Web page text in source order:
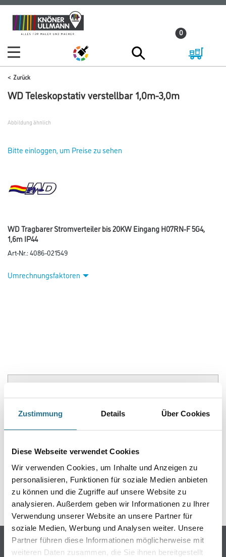
Zustimmung Details Über Cookies
Diese Webseite verwendet Cookies
Wir verwenden Cookies, um Inhalte und Anzeigen zu
personalisieren, Funktionen für soziale Medien anbieten
zu können und die Zugriffe auf unsere Website zu
analysieren. Außerdem geben wir Informationen zu Ihrer
Verwendung unserer Website an unsere Partner für
soziale Medien, Werbung und Analysen weiter. Unsere
Partner führen diese Informationen möglicherweise mit
weiteren Daten zusammen, die Sie ihnen bereitgestellt
Zum
Inhalt
Zum
Navigationsmenü
0
Zurück
WD Teleskopstativ verstellbar 1,0m-3,0m
Abbildung ähnlich
Bitte einloggen, um Preise zu sehen
WD Tragbarer Stromverteiler bis 20KW Eingang H07RN-F 5G4,
1,6m IP44
Art-Nr.:4086-021549
Umrechnungsfaktoren
ZUSATZINFOS
GEFAHRENHINWEISE
SPEZIFIKATIONEN
Online-Shop